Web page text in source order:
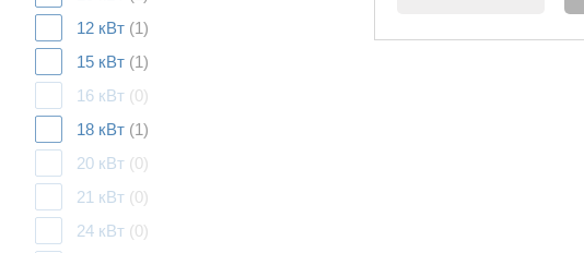
12 кВт (1)
15 кВт (1)
16 кВт (0)
18 кВт (1)
20 кВт (0)
21 кВт (0)
24 кВт (0)